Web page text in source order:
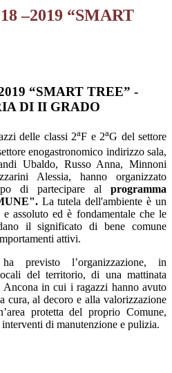
–2019 “SMART
“SMART TREE” -
DI II GRADO
delle classi 2aF e 2aG del settore
enogastronomico indirizzo sala,
Ubaldo, Russo Anna, Minnoni
Alessia, hanno organizzato
di partecipare al programma
La tutela dell'ambiente è un
assoluto ed è fondamentale che le
il significato di bene comune
attivi.
previsto l’organizzazione, in
del territorio, di una mattinata
in cui i ragazzi hanno avuto
cura, al decoro e alla valorizzazione
protetta del proprio Comune,
di manutenzione e pulizia.